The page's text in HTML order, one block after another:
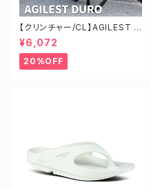
【クリンチャー/CL】AGILEST D
URO タイヤ ロードバイク ツー
リング チューブド 軽い
¥6,072
20%OFF